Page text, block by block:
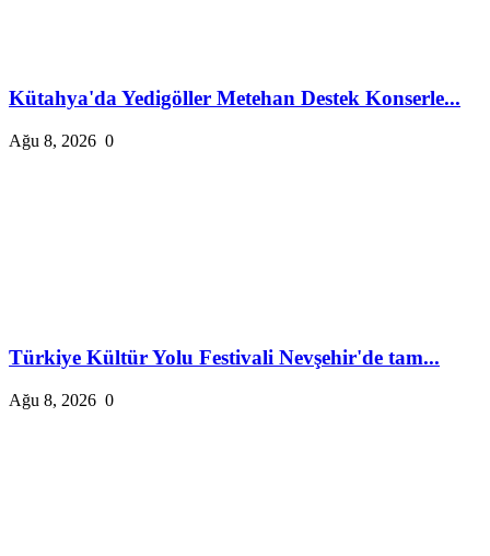
Kütahya'da Yedigöller Metehan Destek Konserle...
Ağu 8, 2026 0
Türkiye Kültür Yolu Festivali Nevşehir'de tam...
Ağu 8, 2026 0